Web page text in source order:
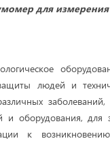
для
людей и
и оборудования,
к